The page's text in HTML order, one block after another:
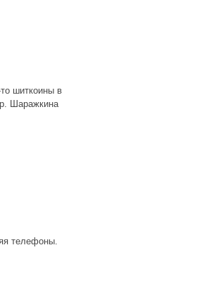
шиткоины в
Шаражкина
телефоны.